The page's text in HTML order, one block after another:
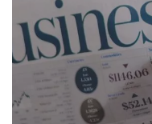
conference is
semiconductor
professional